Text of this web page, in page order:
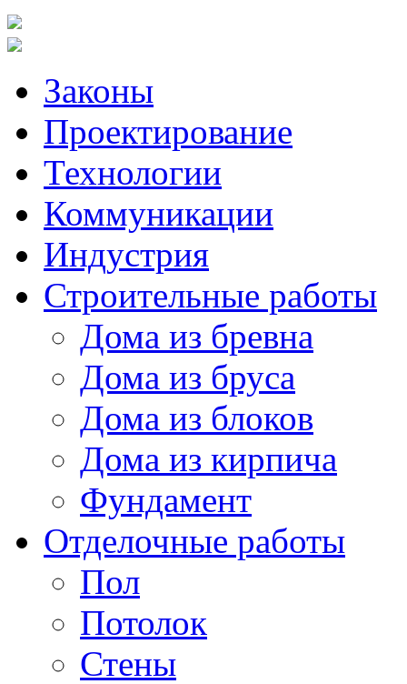
Законы
Проектирование
Технологии
Коммуникации
Индустрия
Строительные работы
Дома из бревна
Дома из бруса
Дома из блоков
Дома из кирпича
Фундамент
Отделочные работы
Пол
Потолок
Стены